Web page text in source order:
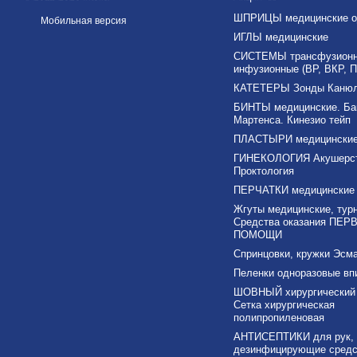
Мобильная версия
ШПРИЦЫ медицинские
ИГЛЫ медицинские
СИСТЕМЫ
инфузионные (ВР, ВКР,
КАТЕТЕРЫ Зонды
БИНТЫ медицинские.
Мартенса. Кинезио тейп
ПЛАСТЫРИ
ГИНЕКОЛОГИЯ
Проктология
ПЕРЧАТКИ медицинские
Жгуты медицинские,
Средства оказания
ПОМОЩИ
Спринцовки, кружки
Пеленки одноразовые
ШОВНЫЙ хирургический
Сетка хирургическая
полипропиленовая
АНТИСЕПТИКИ для рук,
дезинфицирующие